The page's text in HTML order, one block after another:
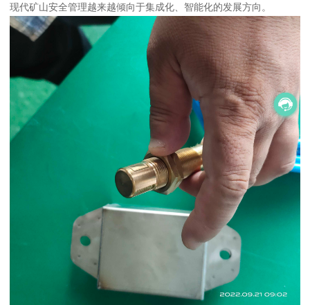
现代矿山安全管理越来越倾向于集成化、智能化的发展方向。